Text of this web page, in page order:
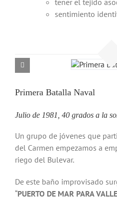
tener el tejido
sentimiento
Primera Batalla Naval
Julio de 1981, 40 grados a la
Un grupo de jóvenes que
del Carmen empezamos a
riego del Bulevar.
De este baño improvisado
“PUERTO DE MAR PARA